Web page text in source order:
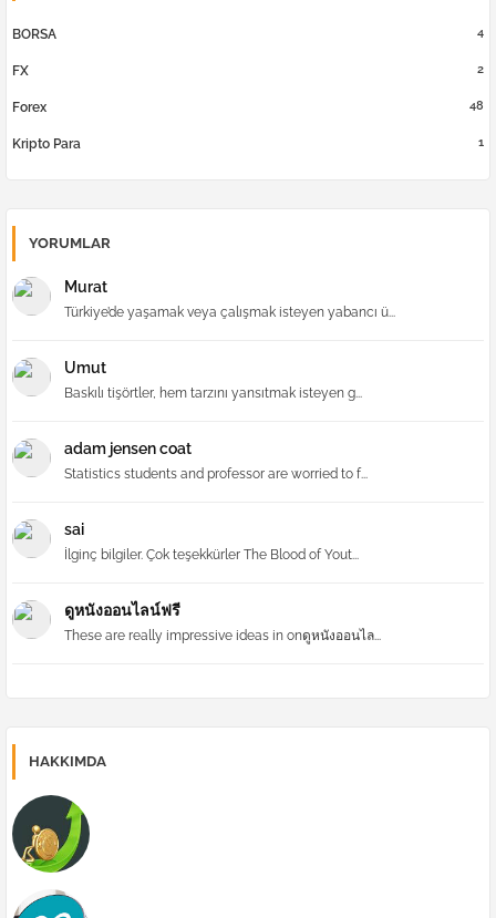
BORSA 4
FX 2
Forex 48
Kripto Para 1
YORUMLAR
Murat
Türkiye’de yaşamak veya çalışmak isteyen yabancı ü...
Umut
Baskılı tişörtler, hem tarzını yansıtmak isteyen g...
adam jensen coat
Statistics students and professor are worried to f...
sai
İlginç bilgiler. Çok teşekkürler The Blood of Yout...
ดูหนังออนไลน์ฟรี
These are really impressive ideas in onดูหนังออนไล...
HAKKIMDA